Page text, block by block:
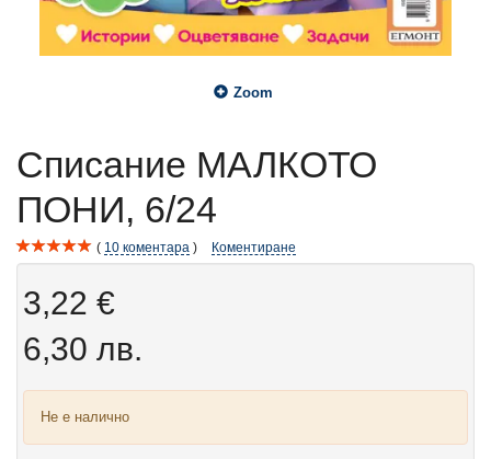
Zoom
Списание МАЛКОТО
ПОНИ, 6/24
10 коментара Коментиране
3,22 €
6,30 лв.
Не е налично